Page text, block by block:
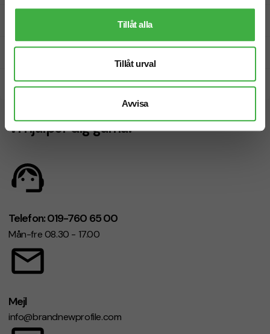
Tillåt alla
Tillåt urval
Avvisa
Snabb leverans
Vi hjälper dig gärna!
Telefon: 019-760 65 00
Mån-fre 08.30 - 17.00
Mejl
info@brandnewprofile.com